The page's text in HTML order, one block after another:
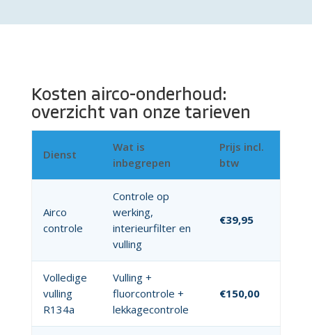
Kosten airco-onderhoud:
overzicht van onze tarieven
Dienst
Wat is
inbegrepen
Prijs incl.
btw
Airco
controle
Controle op
werking,
interieurfilter en
vulling
€39,95
Volledige
vulling
R134a
Vulling +
fluorcontrole +
lekkagecontrole
€150,00